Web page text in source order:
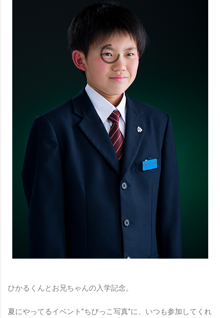
ひかるくんとお兄ちゃんの入学記念。
夏にやってるイベント”ちびっこ写真”に、いつも参加してくれ